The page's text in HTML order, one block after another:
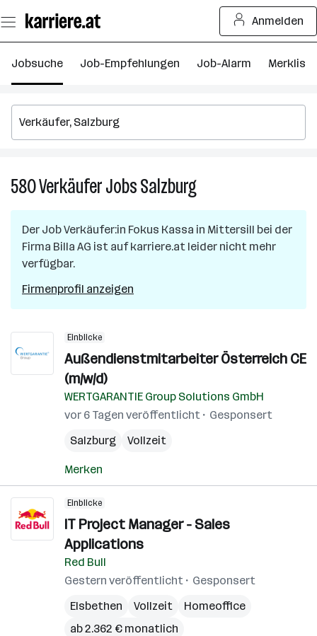
Seiteninhalt
springen
Anmelden
Jobsuche Job-Empfehlungen Job-Alarm Merkliste
580VerkäuferJobsSalzburg580
Verkäufer
in
Salzburg
Der JobVerkäufer:in Fokus Kassa in Mittersill bei der
Firma Billa AG ist auf karriere.at leider nicht mehr
verfügbar.
Firmenprofil anzeigen
Einblicke
Außendienstmitarbeiter Österreich CE
(m/w/d)
WERTGARANTIE Group Solutions GmbH
vor 6 Tagen veröffentlicht
Gesponsert
Salzburg
Vollzeit
Merken
Einblicke
IT Project Manager - Sales
Applications
Red Bull
Gestern veröffentlicht
Gesponsert
Elsbethen
Vollzeit
Homeoffice
ab 2.362 € monatlich